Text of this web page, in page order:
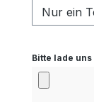
Bitte lade